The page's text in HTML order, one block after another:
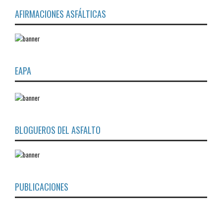
AFIRMACIONES ASFÁLTICAS
EAPA
BLOGUEROS DEL ASFALTO
PUBLICACIONES